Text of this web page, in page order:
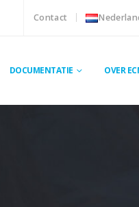
Contact
DOCUMENTATIE OVER